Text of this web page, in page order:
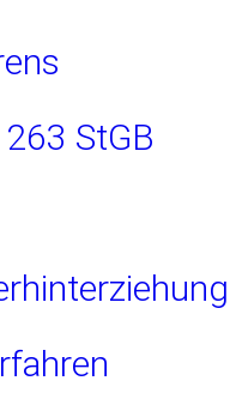
StGB